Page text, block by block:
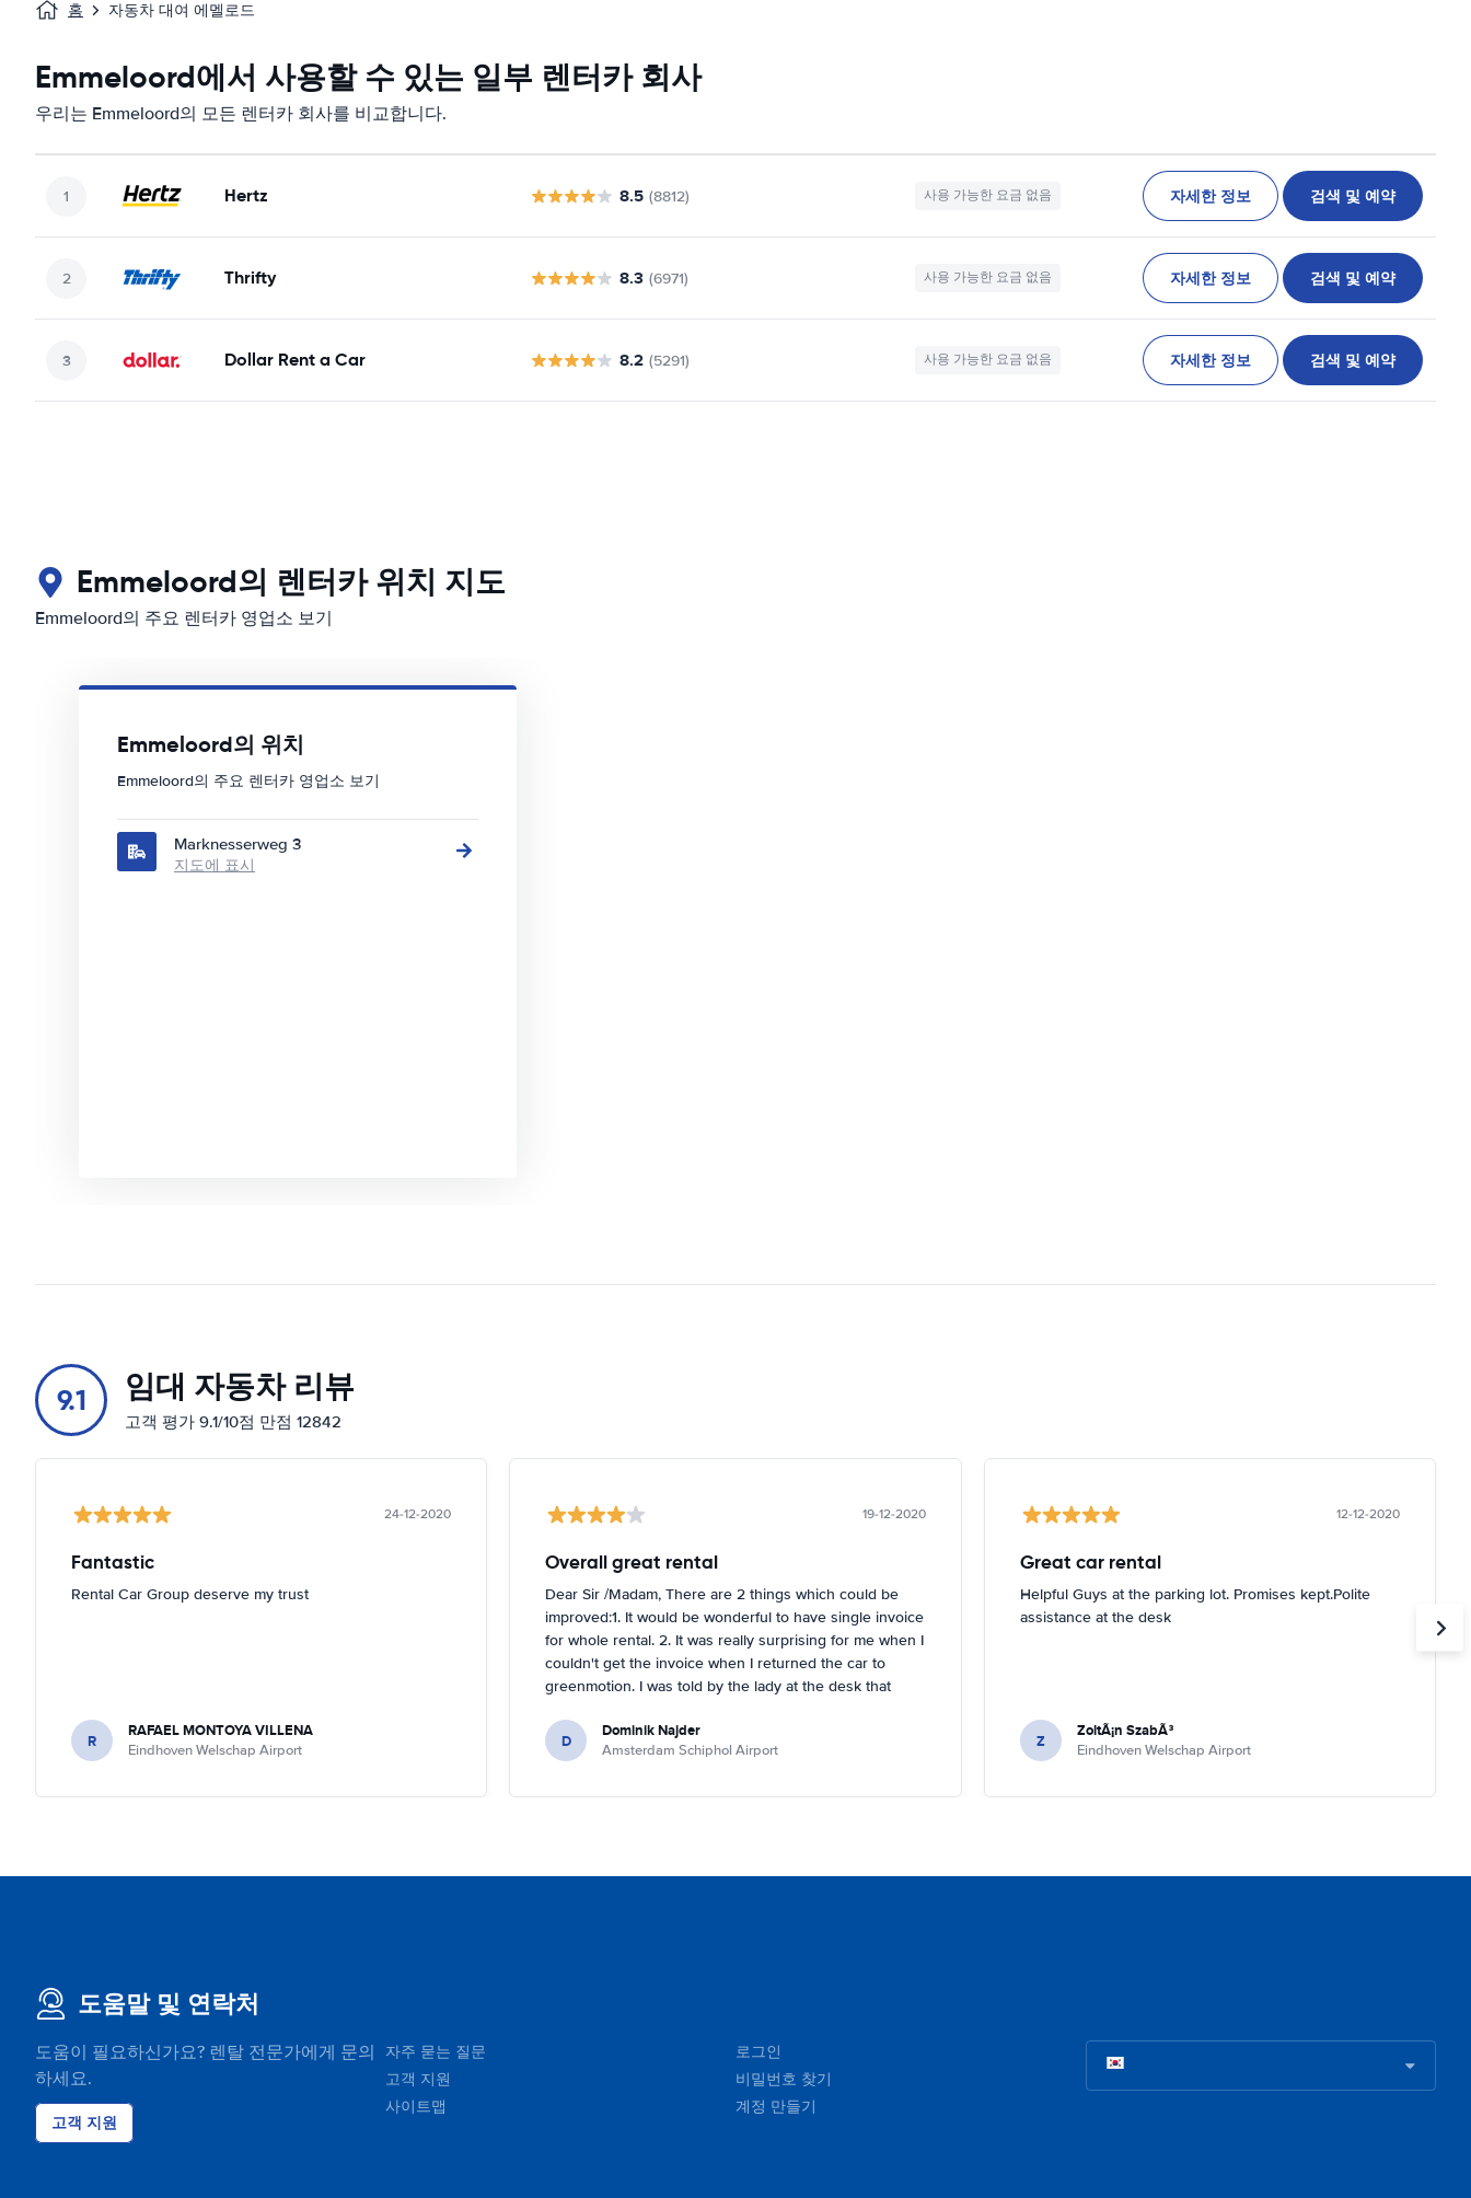
홈 자동차 대여 에멜로드
Emmeloord에서 사용할 수 있는 일부 렌터카 회사
우리는 Emmeloord의 모든 렌터카 회사를 비교합니다.
Hertz 8.5 (8812) 사용 가능한 요금 없음 자세한 정보 검색 및 예약
Thrifty 8.3 (6971) 사용 가능한 요금 없음 자세한 정보 검색 및 예약
Dollar Rent a Car 8.2 (5291) 사용 가능한 요금 없음 자세한 정보 검색 및 예약
Emmeloord의 렌터카 위치 지도
Emmeloord의 주요 렌터카 영업소 보기
Emmeloord의 위치
Emmeloord의 주요 렌터카 영업소 보기
Marknesserweg 3
지도에 표시
9.1 임대 자동차 리뷰
고객 평가 9.1/10점 만점 12842
24-12-2020
Fantastic
Rental Car Group deserve my trust
R RAFAEL MONTOYA VILLENA
Eindhoven Welschap Airport
19-12-2020
Overall great rental
Dear Sir /Madam, There are 2 things which could be
improved:1. It would be wonderful to have single invoice
for whole rental. 2. It was really surprising for me when I
couldn't get the invoice when I returned the car to
greenmotion. I was told by the lady at the desk that
after that the invoice will be sent to my email address.
I'm not sure if it's a problem to check the car with flash
with the car overnight on the parking I would be
D Dominik Najder
Amsterdam Schiphol Airport
12-12-2020
Great car rental
Helpful Guys at the parking lot. Promises kept.Polite
assistance at the desk
Z ZoltÃ¡n SzabÃ³
Eindhoven Welschap Airport
도움말 및 연락처
도움이 필요하신가요? 렌탈 전문가에게 문의
하세요.
고객 지원
자주 묻는 질문
고객 지원
사이트맵
로그인
비밀번호 찾기
계정 만들기